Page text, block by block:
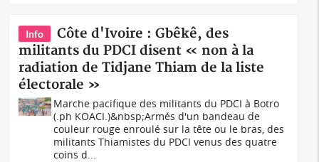
Info
Côte d'Ivoire : Gbêkê, des
militants du PDCI disent « non à la
radiation de Tidjane Thiam de la liste
électorale »
Marche pacifique des militants du PDCI à Botro
(.ph KOACI.)&nbsp;Armés d'un bandeau de
couleur rouge enroulé sur la tête ou le bras, des
militants Thiamistes du PDCI venus des quatre
coins d...